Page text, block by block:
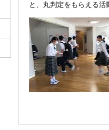
と、丸判定をもらえる活